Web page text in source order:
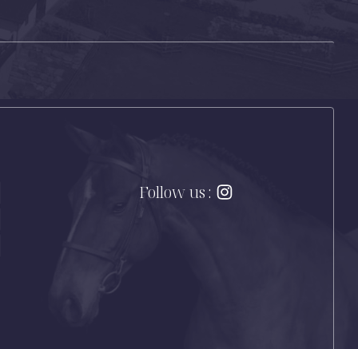
Follow us :